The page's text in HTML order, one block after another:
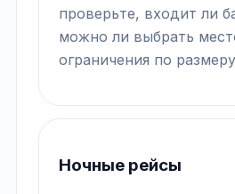
проверьте, входит ли
можно ли выбрать
ограничения по
Ночные рейсы